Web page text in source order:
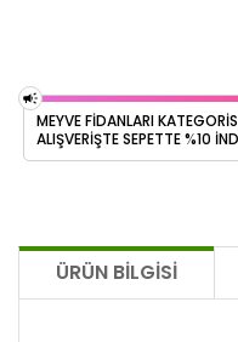
MEYVE FİDANLARI
ALIŞVERİŞTE SEPETTE %10
ÜRÜN BILGISI